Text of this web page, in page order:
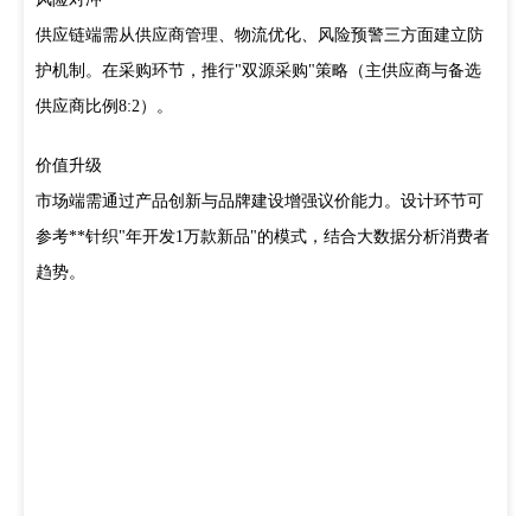
供应链端需从供应商管理、物流优化、风险预警三方面建立防
护机制。在采购环节，推行"双源采购"策略（主供应商与备选
供应商比例8:2）。
价值升级
市场端需通过产品创新与品牌建设增强议价能力。设计环节可
参考**针织"年开发1万款新品"的模式，结合大数据分析消费者
趋势。